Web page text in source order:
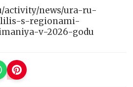
activity/news/ura-ru-
s-regionami-
v-2026-godu